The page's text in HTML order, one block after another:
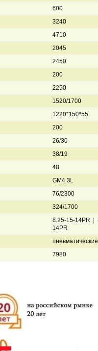
600
3240
4710
2045
2450
200
2250
1520/1700
1220*150*55
200
26/30
38/19
48
GM4.3L
76/2300
324/1700
8.25-15-14PR |
14PR
пневматические
7980